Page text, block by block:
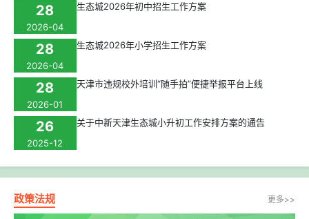
28
2026-04
生态城2026年初中招生工作方案
28
2026-04
生态城2026年小学招生工作方案
28
2026-01
天津市违规校外培训“随手拍”便捷举报平台上线
26
2025-12
关于中新天津生态城小升初工作安排方案的通告
政策法规 更多>>